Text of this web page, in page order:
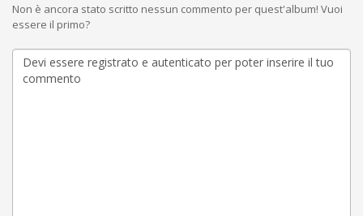
Non è ancora stato scritto nessun commento per quest'album! Vuoi
essere il primo?